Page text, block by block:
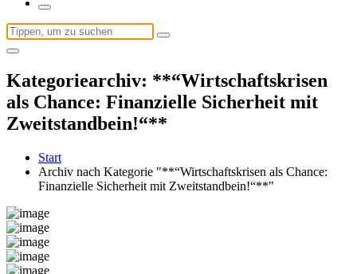
Suchen
nach:
Kategoriearchiv: **“Wirtschaftskrisen
als Chance: Finanzielle Sicherheit mit
Zweitstandbein!“**
Start
Archiv nach Kategorie "**“Wirtschaftskrisen als Chance:
Finanzielle Sicherheit mit Zweitstandbein!“**"